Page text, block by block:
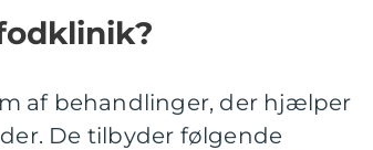
af behandlinger, der hjælper
De tilbyder følgende